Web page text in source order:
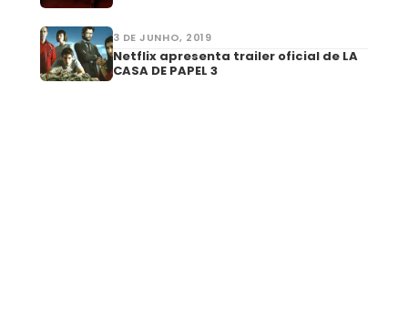
3 DE JUNHO, 2019
Netflix apresenta trailer oficial de LA
CASA DE PAPEL 3